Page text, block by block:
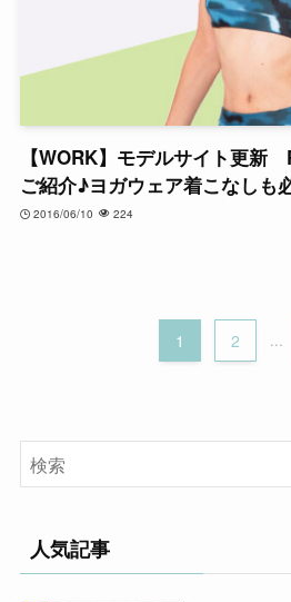
【WORK】モデルサイト更
ご紹介♪ヨガウェア着こなしも
2016/06/10 224
1 2 ...
人気記事